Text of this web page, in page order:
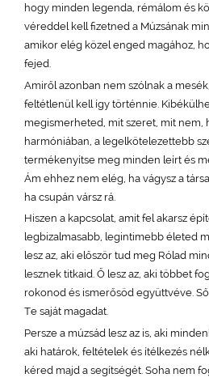
hogy minden legenda, rémálom és
véreddel kell fizetned a Múzsának
amikor elég közel enged magához,
fejed.
Amiről azonban nem szólnak a
feltétlenül kell így történnie.
megismerheted, mit szeret, mit nem,
harmóniában, a legelkötelezettebb
termékenyítse meg minden leírt és
Ám ehhez nem elég, ha vágysz a
ha csupán vársz rá.
Hiszen a kapcsolat, amit fel akarsz
legbizalmasabb, legintimebb életed
lesz az, aki először tud meg Rólad
lesznek titkaid. Ő lesz az, aki többet
rokonod és ismerősöd együttvéve.
Te saját magadat.
Persze a múzsád lesz az is, aki
aki határok, feltételek és ítélkezés
kéred majd a segítségét. Soha nem